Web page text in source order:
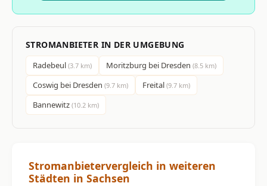
STROMANBIETER IN DER UMGEBUNG
Radebeul (3.7 km) Moritzburg bei Dresden (8.5 km)
Coswig bei Dresden (9.7 km) Freital (9.7 km)
Bannewitz (10.2 km)
Stromanbietervergleich in weiteren
Städten in Sachsen